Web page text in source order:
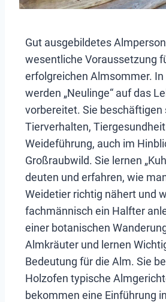
Gut ausgebildetes
wesentliche Voraussetzung
erfolgreichen Almsommer.
werden „Neulinge“ auf das
vorbereitet. Sie beschäftigen
Tierverhalten,
Weideführung, auch im
Großraubwild. Sie lernen
deuten und erfahren, wie
Weidetier richtig nähert und
fachmännisch ein Halfter
einer botanischen
Almkräuter und lernen
Bedeutung für die Alm. Sie
Holzofen typische
bekommen eine Einführung